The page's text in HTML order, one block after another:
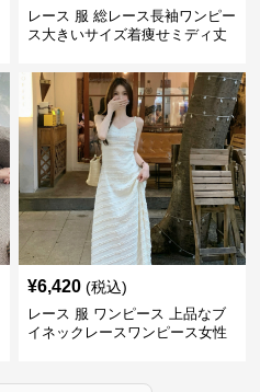
レース 服 総レース長袖ワンピー
ス大きいサイズ着痩せミディ丈
¥6,420 (税込)
レース 服 ワンピース 上品なブ
イネックレースワンピース女性